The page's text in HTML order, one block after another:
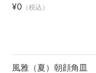
¥0 （税込）
風雅（夏）朝顔角皿